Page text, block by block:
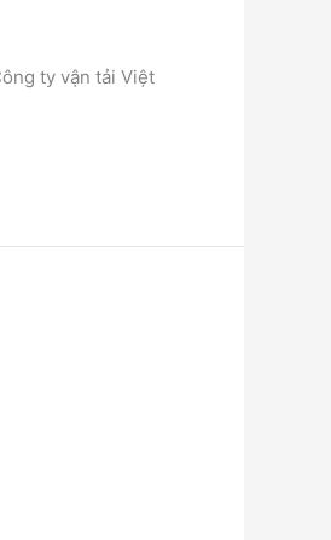
ty vận tải Việt